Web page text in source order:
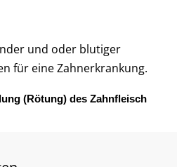
und oder blutiger
für eine Zahnerkrankung.
(Rötung) des Zahnfleisch